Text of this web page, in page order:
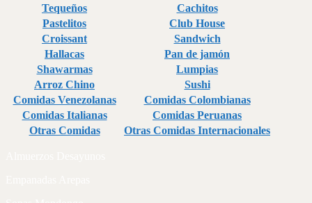
Tequeños
Cachitos
Pastelitos
Club House
Croissant
Sandwich
Hallacas
Pan de jamón
Shawarmas
Lumpias
Arroz Chino
Sushi
Comidas Venezolanas
Comidas Colombianas
Comidas Italianas
Comidas Peruanas
Otras Comidas
Otras Comidas Internacionales